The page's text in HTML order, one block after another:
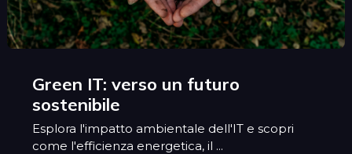
Green IT: verso un futuro
sostenibile
Esplora l'impatto ambientale dell'IT e scopri
come l'efficienza energetica, il ...